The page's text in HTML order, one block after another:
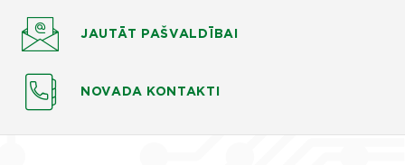
JAUTĀT PAŠVALDĪBAI
NOVADA KONTAKTI